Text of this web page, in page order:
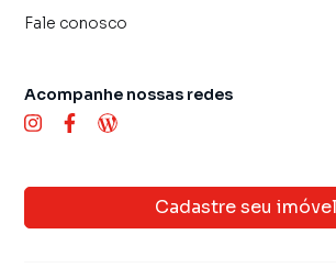
Condições especiais pelo Minha Casa
programa Minha Casa Minha Vida,
que facilitam a conquista da casa própria.
Fale conosco
Cadastre seu imóvel
Acompanhe nossas redes